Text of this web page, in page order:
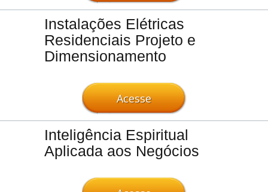
Instalações Elétricas
Residenciais Projeto e
Dimensionamento
Acesse
Inteligência Espiritual
Aplicada aos Negócios